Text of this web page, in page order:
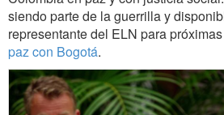
siendo parte de la guerrilla y
representante del ELN para próximas
paz con Bogotá.